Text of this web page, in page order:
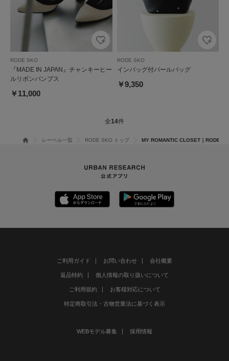
RODE SKO
『MADE IN JAPAN』チャンキーヒー
ルリボンパンプス
￥11,000
RODE SKO
インバッグ付パールバッグ
￥9,350
全14件
レーベル一覧 RODE SKO トップ MY ROMANTIC CLOSET｜RODE
ご利用ガイド お問い合わせ 会社概要
返品特約 個人情報の取り扱いについて
ご利用規約 お客様対応について
特定商取引法・古物営業法に基づく表示
WEBモデル募集 採用情報